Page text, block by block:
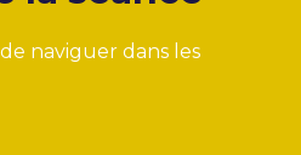
naviguer dans les